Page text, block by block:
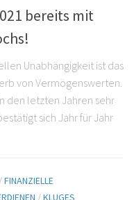
bereits mit
Unabhängigkeit ist das
von Vermögenswerten.
den letzten Jahren sehr
sich Jahr für Jahr
/FINANZIELLE
/KLUGES